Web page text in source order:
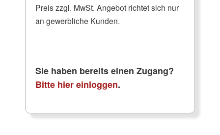
Preis zzgl. MwSt. Angebot richtet sich nur
an gewerbliche Kunden.
Sie haben bereits einen Zugang?
Bitte hier einloggen.